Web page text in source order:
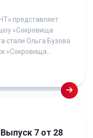
представляет
«Сокровища
стали Ольга Бузова
«Сокровища...
7 от 28